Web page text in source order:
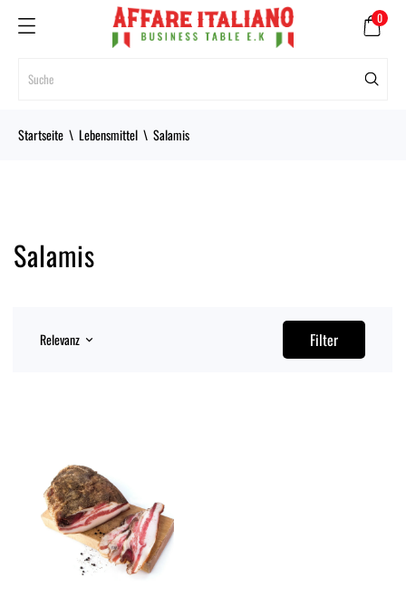
0
Startseite Lebensmittel Salamis
Salamis
Relevanz keyboard_arrow_down Filter